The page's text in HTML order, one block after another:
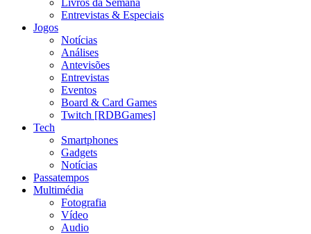
Entrevistas & Especiais
Jogos
Notícias
Análises
Antevisões
Entrevistas
Eventos
Board & Card Games
Twitch [RDBGames]
Tech
Smartphones
Gadgets
Notícias
Passatempos
Multimédia
Fotografia
Vídeo
Audio